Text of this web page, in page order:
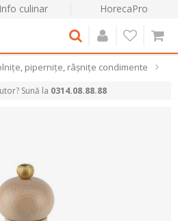
Info culinar HorecaPro
pipernițe, râșnițe condimente
Sună la 0314.08.88.88